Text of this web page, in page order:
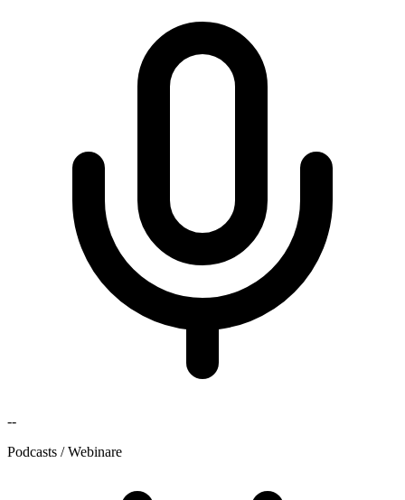
--
Podcasts / Webinare